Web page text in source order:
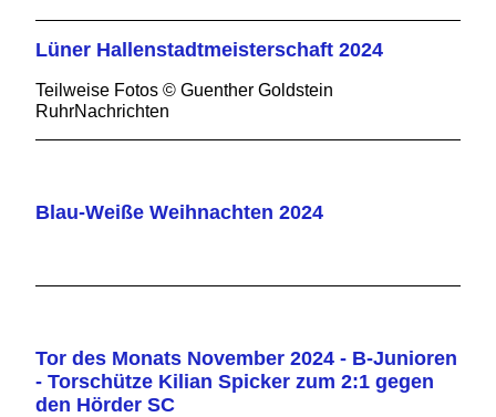
Lüner Hallenstadtmeisterschaft 2024
Teilweise Fotos © Guenther Goldstein
RuhrNachrichten
Blau-Weiße Weihnachten 2024
Tor des Monats November 2024 - B-Junioren
- Torschütze Kilian Spicker zum 2:1 gegen
den Hörder SC